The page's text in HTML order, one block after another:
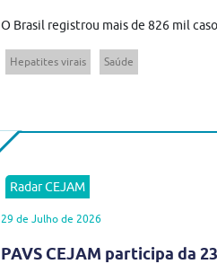
O Brasil registrou mais de 826 mil
Hepatites virais Saúde
Radar CEJAM
29 de Julho de 2026
PAVS CEJAM participa da